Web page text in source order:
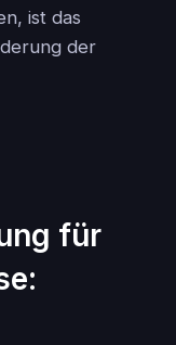
ist das
der
für